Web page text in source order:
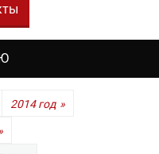
2014 год »